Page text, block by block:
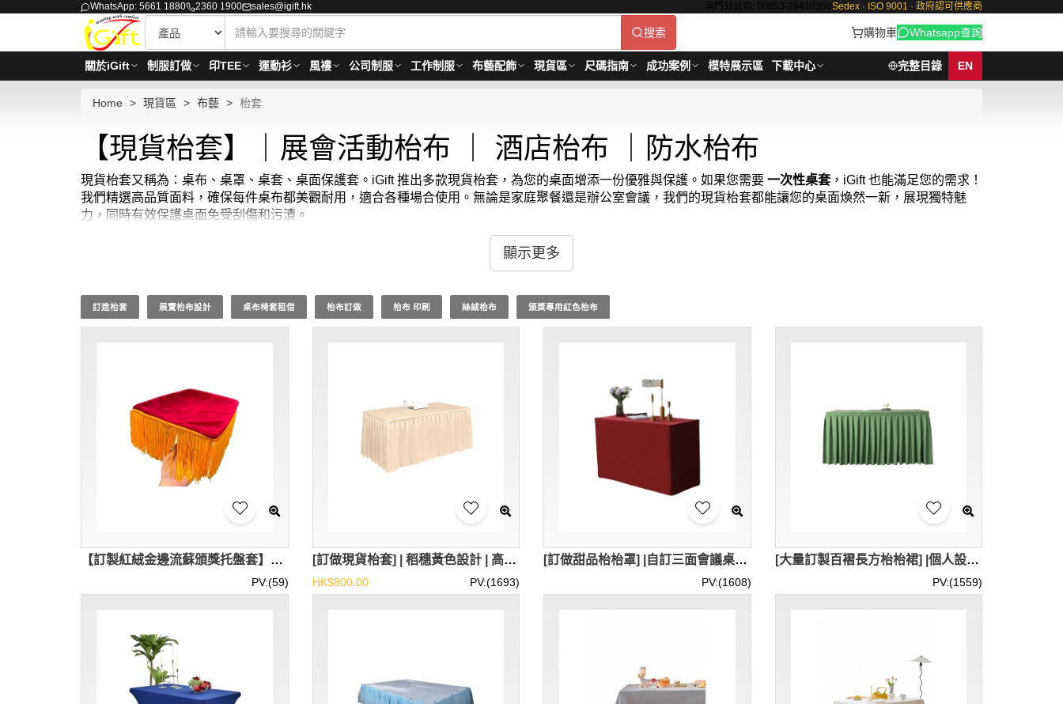
WhatsApp: 5661 1880 2360 1900 sales@igift.hk 澳門分公司: 00853-28410350 Sedex · ISO 9001 · 政府認可供應商
搜索 購物車 Whatsapp查詢
關於iGift 制服訂做 印TEE 運動衫 風褸 公司制服 工作制服 布藝配飾 現貨區 尺碼指南 成功案例 模特展示區 下載中心 完整目錄 EN
Home 現貨區 布藝 枱套
【現貨枱套】｜展會活動枱布 ｜ 酒店枱布 ｜防水枱布
現貨枱套又稱為：桌布、桌罩、桌套、桌面保護套。iGift 推出多款現貨枱套，為您的桌面增添一份優雅與保護。如果您需要 一次性桌套，iGift 也能滿足您的需求！
我們精選高品質面料，確保每件桌布都美觀耐用，適合各種場合使用。無論是家庭聚餐還是辦公室會議，我們的現貨枱套都能讓您的桌面煥然一新，展現獨特魅
力，同時有效保護桌面免受刮傷和污漬。
選擇 iGift 的現貨枱套，為您的生活空間增添一份精緻與品質。我們提供多種設計的桌面保護套，滿足您的個性化需求。我們的專業團隊保證每件現貨枱套都能快速
送達，從材質選擇到邊緣處理，每一環節都體現我們對卓越品質的追求，助您輕鬆營造溫馨舒適的氛圍，讓您的桌面成為居家或辦公環境中的亮點，為生活增添一
份優雅與實用。現貨枱套最少訂購量 - MOQ: 1件起 ； 價格：HKD350 / 起, 視乎數量尺寸而定。貨期約需3-7天。
顯示更多
訂造枱套 展覽枱布設計 桌布椅套租借 枱布訂做 枱布 印刷 絲絨枱布 頒獎專用紅色枱布
【訂製紅絨金邊流蘇頒獎托盤套】｜高檔加厚絲絨金色排穗禮儀托盤布｜頒獎典禮開業剪綵慶典年會必備用品｜頒獎托盤套批發 SKTBC114
PV:(59)
[訂做現貨枱套] | 稻穗黃色設計 | 高檔會議室、辦公室、展會活動 | 180*60+高73CM | 香港現貨2條 | 價格：HKD800 | SKTBC106
HK$800.00 PV:(1693)
[訂做甜品枱枱罩] |自訂三面會議桌枱罩 | 枱罩供應商 40*120*75CM 50*120*75CM 40*140*75CM 45*180*75CM 60*240*75CM SKTBC105
PV:(1608)
[大量訂製百褶長方枱枱裙] |個人設計展覽活動枱裙 | 三面枱布 40*120*75CM 50*120*75CM 60*140*75CM 60*240*75CM SKTBC104
PV:(1559)